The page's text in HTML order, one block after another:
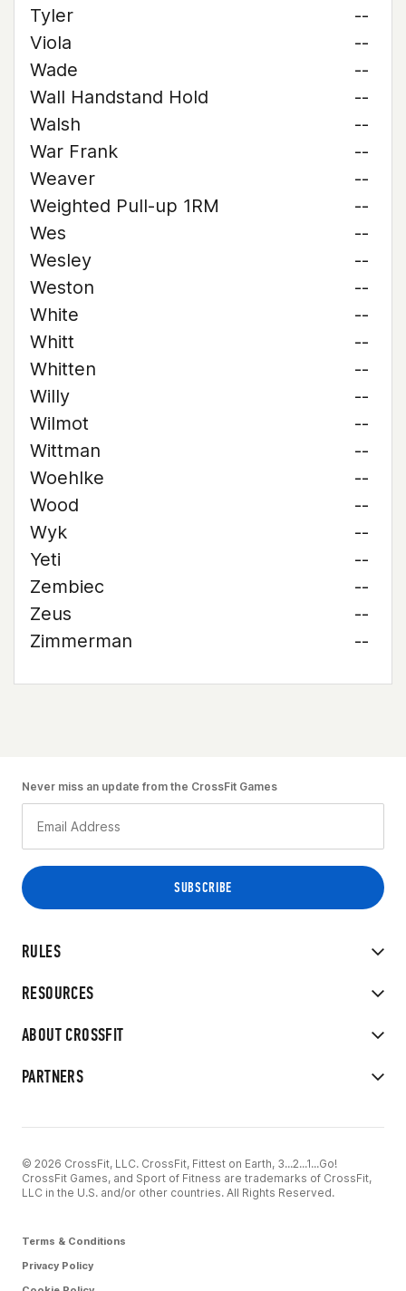
Tyler
--
Viola
--
Wade
--
Wall Handstand Hold
--
Walsh
--
War Frank
--
Weaver
--
Weighted Pull-up 1RM
--
Wes
--
Wesley
--
Weston
--
White
--
Whitt
--
Whitten
--
Willy
--
Wilmot
--
Wittman
--
Woehlke
--
Wood
--
Wyk
--
Yeti
--
Zembiec
--
Zeus
--
Zimmerman
--
RULES
RESOURCES
ABOUT CROSSFIT
PARTNERS
Never miss an update from the CrossFit Games
© 2026 CrossFit, LLC. CrossFit, Fittest on Earth, 3...2...1...Go!
CrossFit Games, and Sport of Fitness are trademarks of CrossFit,
LLC in the U.S. and/or other countries. All Rights Reserved.
Terms & Conditions
Privacy Policy